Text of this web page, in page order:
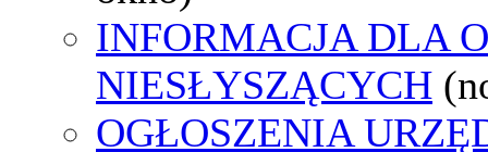
INFORMACJA DLA
NIESŁYSZĄCYCH
OGŁOSZENIA